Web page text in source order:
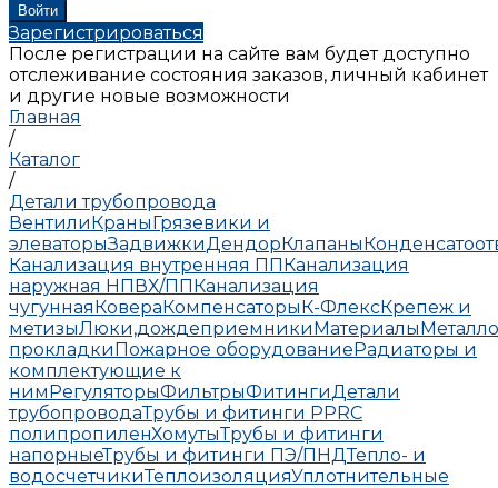
Зарегистрироваться
После регистрации на сайте вам будет доступно
отслеживание состояния заказов, личный кабинет
и другие новые возможности
Главная
/
Каталог
/
Детали трубопровода
ВентилиКраныГрязевики и
элеваторыЗадвижкиДендорКлапаны
Канализация внутренняя ППКанализация
наружная НПВХ/ППКанализация
чугуннаяКовераКомпенсаторыК-ФлексКрепеж и
метизыЛюки,дождеприемникиМатериалы
прокладкиПожарное оборудованиеРадиаторы и
комплектующие к
нимРегуляторыФильтрыФитингиДетали
трубопроводаТрубы и фитинги PPRC
полипропиленХомутыТрубы и фитинги
напорныеТрубы и фитинги ПЭ/ПНДТепло- и
водосчетчикиТеплоизоляцияУплотнительные